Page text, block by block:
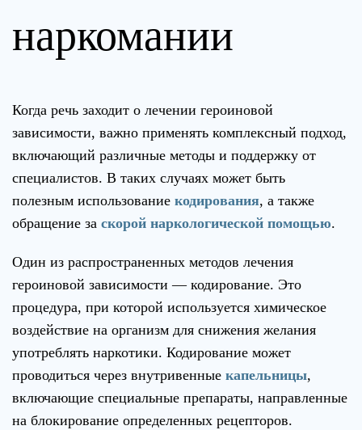
наркомании
Когда речь заходит о лечении героиновой
зависимости, важно применять комплексный подход,
включающий различные методы и поддержку от
специалистов. В таких случаях может быть
полезным использование кодирования, а также
обращение за скорой наркологической помощью.
Один из распространенных методов лечения
героиновой зависимости — кодирование. Это
процедура, при которой используется химическое
воздействие на организм для снижения желания
употреблять наркотики. Кодирование может
проводиться через внутривенные капельницы,
включающие специальные препараты, направленные
на блокирование определенных рецепторов.